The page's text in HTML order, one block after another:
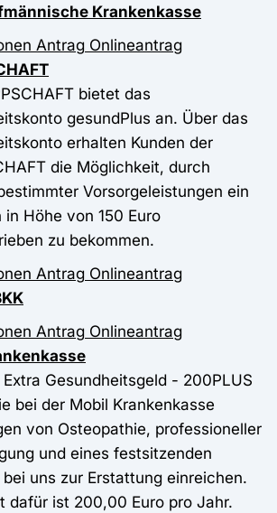
Krankenkasse
Antrag Onlineantrag
bietet das
gesundPlus an. Über das
erhalten Kunden der
die Möglichkeit, durch
Vorsorgeleistungen ein
in Höhe von 150 Euro
zu bekommen.
Antrag Onlineantrag
Antrag Onlineantrag
Gesundheitsgeld - 200PLUS
bei der Mobil Krankenkasse
von Osteopathie, professioneller
und eines festsitzenden
bei uns zur Erstattung einreichen.
dafür ist 200,00 Euro pro Jahr.